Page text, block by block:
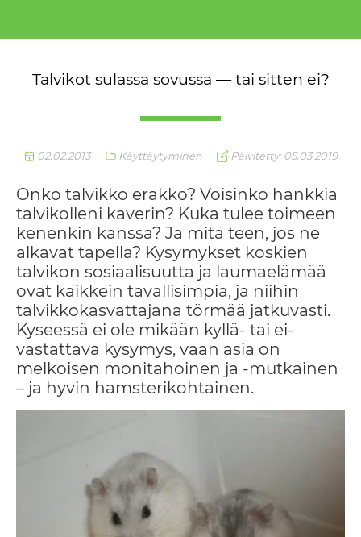
Talvikot sulassa sovussa — tai sitten ei?
02.02.2013 Käyttäytyminen Päivitetty: 05.03.2019
Onko talvikko erakko? Voisinko hankkia
talvikolleni kaverin? Kuka tulee toimeen
kenenkin kanssa? Ja mitä teen, jos ne
alkavat tapella? Kysymykset koskien
talvikon sosiaalisuutta ja laumaelämää
ovat kaikkein tavallisimpia, ja niihin
talvikkokasvattajana törmää jatkuvasti.
Kyseessä ei ole mikään kyllä- tai ei-
vastattava kysymys, vaan asia on
melkoisen monitahoinen ja -mutkainen
– ja hyvin hamsterikohtainen.